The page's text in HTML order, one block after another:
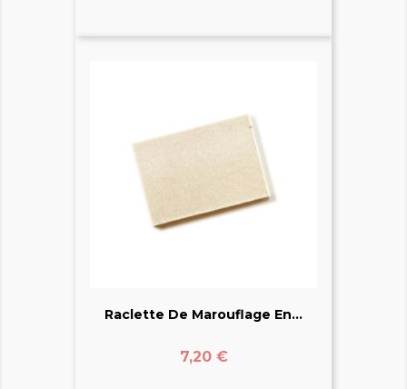
Raclette De Marouflage En...
Prix
7,20 €